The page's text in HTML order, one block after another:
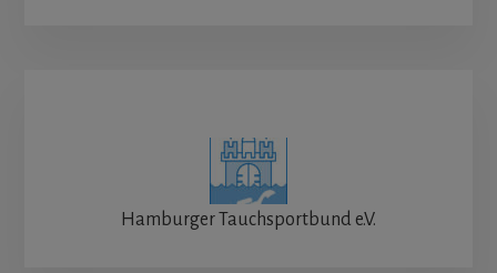
Hamburger Tauchsportbund e.V.